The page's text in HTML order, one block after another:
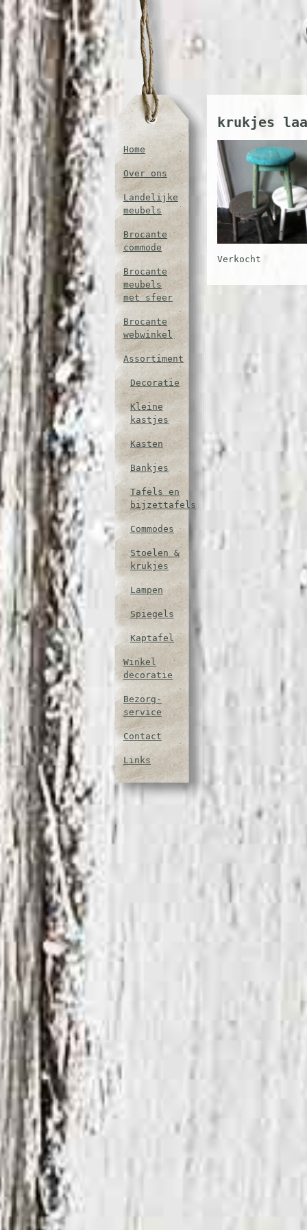
Home
Over ons
Landelijke
meubels
Brocante
commode
Brocante
meubels
met sfeer
Brocante
webwinkel
Assortiment
Decoratie
Kleine
kastjes
Kasten
Bankjes
Tafels en
bijzettafels
Commodes
Stoelen &
krukjes
Lampen
Spiegels
Kaptafel
Winkel
decoratie
Bezorg-
service
Contact
Links
krukjes
Verkocht